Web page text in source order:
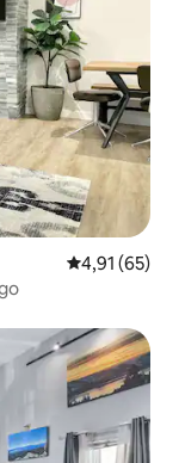
4,91 de uma
4,91 (65)